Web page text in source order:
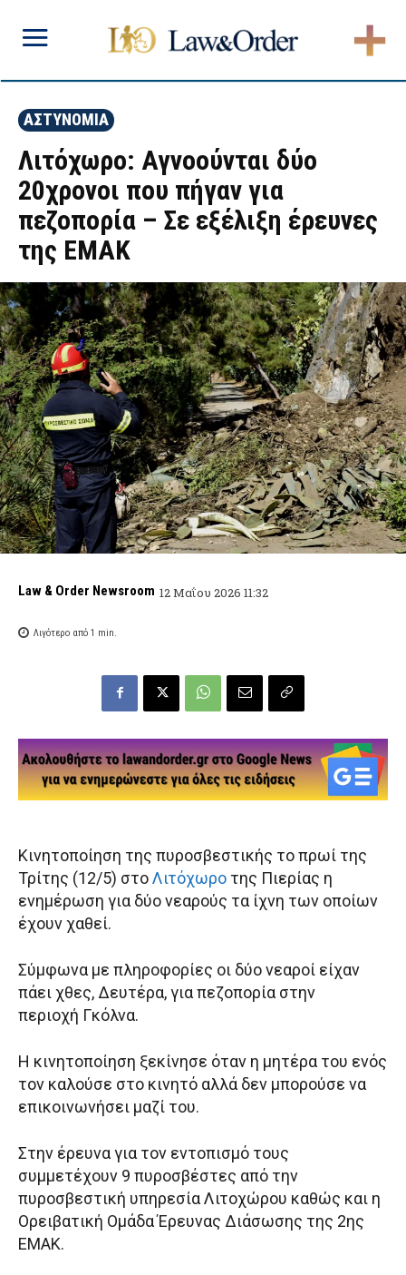
ΑΣΤΥΝΟΜΙΑ
Λιτόχωρο: Αγνοούνται δύο
20χρονοι που πήγαν για
πεζοπορία – Σε εξέλιξη έρευνες
της ΕΜΑΚ
Law & Order Newsroom 12 Μαΐου 2026 11:32
Λιγότερο από 1 min.
Κινητοποίηση της πυροσβεστικής το πρωί της
Τρίτης (12/5) στοΛιτόχωρο της Πιερίας η
ενημέρωση για δύο νεαρούς τα ίχνη των οποίων
έχουν χαθεί.
Σύμφωνα με πληροφορίες οι δύο νεαροί είχαν
πάει χθες, Δευτέρα, για πεζοπορία στην
περιοχή Γκόλνα.
Η κινητοποίηση ξεκίνησε όταν η μητέρα του ενός
τον καλούσε στο κινητό αλλά δεν μπορούσε να
επικοινωνήσει μαζί του.
Στην έρευνα για τον εντοπισμό τους
συμμετέχουν 9 πυροσβέστες από την
πυροσβεστική υπηρεσία Λιτοχώρου καθώς και η
Ορειβατική Ομάδα Έρευνας Διάσωσης της 2ης
ΕΜΑΚ.